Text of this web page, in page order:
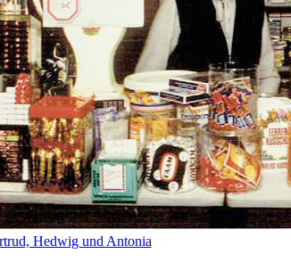
Hedwig und Antonia